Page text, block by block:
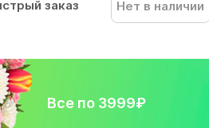
заказ
Нет в наличии
Все по 3999₽